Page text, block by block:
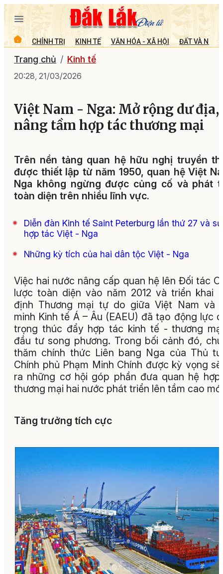
CHÍNH TRỊ KINH TẾ VĂN HÓA - XÃ HỘI ĐẤT VÀ
Trang chủ Kinh tế
20:28, 21/03/2026
Việt Nam - Nga: Mở rộng dư địa,
nâng tầm hợp tác thương mại
Trên nền tảng quan hệ hữu nghị truyền
được thiết lập từ năm 1950, quan hệ Việt
Nga không ngừng được củng cố và phát
toàn diện trên nhiều lĩnh vực.
Diễn đàn Kinh tế Saint Peterburg lần thứ 27 và sự
hợp tác Việt - Nga
Những kỳ tích của hai dân tộc Việt - Nga
Việc hai nước nâng cấp quan hệ lên Đối tác
lược toàn diện vào năm 2012 và triển khai
định Thương mại tự do giữa Việt Nam và
minh Kinh tế Á – Âu (EAEU) đã tạo động lực
trọng thúc đẩy hợp tác kinh tế - thương
đầu tư song phương. Trong bối cảnh đó,
thăm chính thức Liên bang Nga của Thủ
Chính phủ Phạm Minh Chính được kỳ vọng
ra những cơ hội góp phần đưa quan hệ
thương mại hai nước phát triển lên tầm cao
Tăng trưởng tích cực